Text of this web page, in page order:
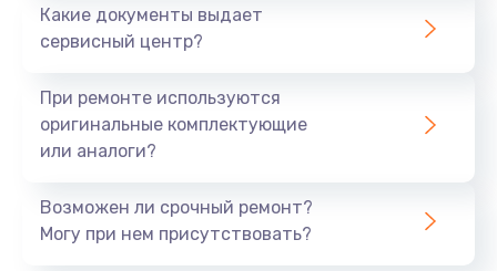
Какие документы выдает
сервисный центр?
При ремонте используются
оригинальные комплектующие
или аналоги?
Возможен ли срочный ремонт?
Могу при нем присутствовать?